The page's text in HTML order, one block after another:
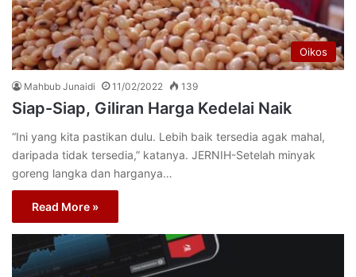
Oikos
Mahbub Junaidi 11/02/2022 139
Siap-Siap, Giliran Harga Kedelai Naik
“Ini yang kita pastikan dulu. Lebih baik tersedia agak mahal,
daripada tidak tersedia,” katanya. JERNIH-Setelah minyak
goreng langka dan harganya…
Read More »